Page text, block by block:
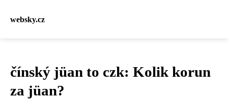
websky.cz
čínský jüan to czk: Kolik korun
za jüan?